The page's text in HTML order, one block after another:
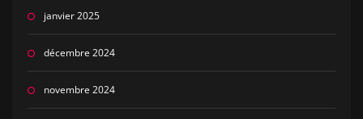
janvier 2025
décembre 2024
novembre 2024